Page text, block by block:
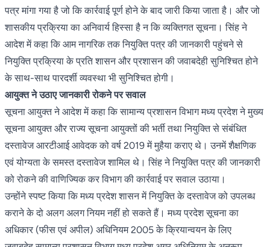
पत्र मांगा गया है जो कि कार्रवाई पूर्ण होने के बाद जारी किया जाता है। और जो
शासकीय प्रक्रिया का अनिवार्य हिस्सा है न कि व्यक्तिगत सूचना। सिंह ने
आदेश में कहा कि आम नागरिक तक नियुक्ति पत्र की जानकारी पहुंचने से
नियुक्ति प्रक्रिया के प्रति शासन और प्रशासन की जवाबदेही सुनिश्चित होने
के साथ-साथ पारदर्शी व्यवस्था भी सुनिश्चित होगी।
आयुक्त ने उठाए जानकारी रोकने पर सवाल
सूचना आयुक्त ने आदेश में कहा कि सामान्य प्रशासन विभाग मध्य प्रदेश ने मुख्य
सूचना आयुक्त और राज्य सूचना आयुक्तों की भर्ती तथा नियुक्ति से संबंधित
दस्तावेज आरटीआई आवेदक को वर्ष 2019 में मुहैया कराए थे। उनमें शैक्षणिक
एवं योग्यता के समस्त दस्तावेज शामिल थे। सिंह ने नियुक्ति पत्र की जानकारी
को रोकने की वाणिज्यिक कर विभाग की कार्रवाई पर सवाल उठाया।
उन्होंने स्पष्ट किया कि मध्य प्रदेश शासन में नियुक्ति के दस्तावेज को उपलब्ध
कराने के दो अलग अलग नियम नहीं हो सकते हैं। मध्य प्रदेश सूचना का
अधिकार (फीस एवं अपील) अधिनियम 2005 के क्रियान्वयन के लिए